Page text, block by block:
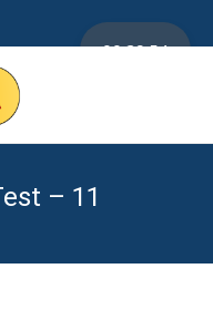
– 11
00:29:53